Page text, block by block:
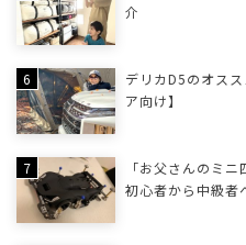
介
デリカD5のオス
ア向け】
「お父さんのミ
初心者から中級者